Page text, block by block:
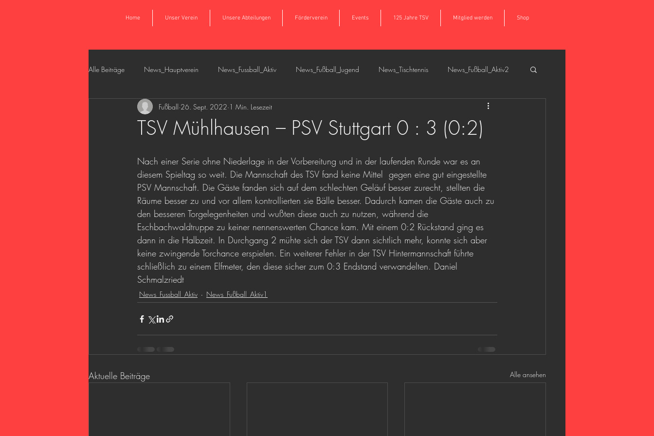
Home Unser Verein Unsere Abteilungen Förderverein Events 125 Jahre TSV Mitglied werden Shop
Alle Beiträge News_Hauptverein News_Fussball_Aktiv News_Fußball_Jugend News_Tischtennis News_Fußball_Aktiv2
News_Fußball_Aktiv_Damen News_Tennis News_Basketball
TSV Mühlhausen – PSV Stuttgart 0 : 3 (0:2)
Fußball 26. Sept. 2022 1 Min. Lesezeit
Nach einer Serie ohne Niederlage in der Vorbereitung und in der laufenden Runde war es an
diesem Spieltag so weit. Die Mannschaft des TSV fand keine Mittel  gegen eine gut eingestellte
PSV Mannschaft. Die Gäste fanden sich auf dem schlechten Geläuf besser zurecht, stellten die
Räume besser zu und vor allem kontrollierten sie Bälle besser. Dadurch kamen die Gäste auch zu
den besseren Torgelegenheiten und wußten diese auch zu nutzen, während die
Eschbachwaldtruppe zu keiner nennenswerten Chance kam. Mit einem 0:2 Rückstand ging es
dann in die Halbzeit. In Durchgang 2 mühte sich der TSV dann sichtlich mehr, konnte sich aber
keine zwingende Torchance erspielen. Ein weiterer Fehler in der TSV Hintermannschaft führte
schließlich zu einem Elfmeter, den diese sicher zum 0:3 Endstand verwandelten. Daniel
Schmalzriedt
News_Fussball_Aktiv News_Fußball_Aktiv1
Aktuelle Beiträge Alle ansehen